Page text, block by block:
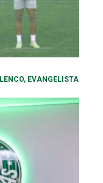
EVANGELISTA